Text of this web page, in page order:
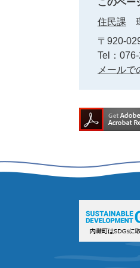
このペー
住民課
〒920-
Tel：
メールで